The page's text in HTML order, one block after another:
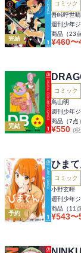
完結
コミック
吾峠呼世晴
週刊少年
商品（23
¥460〜
完結
コミック
鳥山明
週刊少年
商品（7点）
¥550 (
予約
ひまて
コミック
小野玄暉
週刊少年
商品（11
¥543〜